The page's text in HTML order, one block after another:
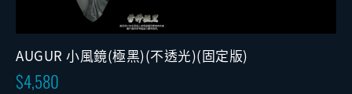
AUGUR 小風鏡(極黑)(不透光)(固定版)
4,580